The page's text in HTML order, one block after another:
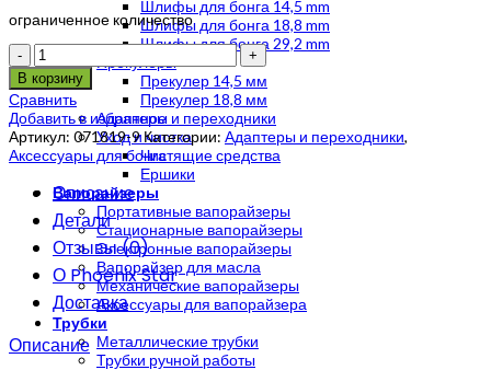
Шлифы для бонга 14,5 mm
Шлифы для бонга 18,8 mm
Шлифы для бонга 29,2 mm
Прекулеры
Прекулер 14,5 мм
Прекулер 18,8 мм
Адаптеры и переходники
Уход и чистка
Чистящие средства
Ершики
Вапорайзеры
Портативные вапорайзеры
Стационарные вапорайзеры
Электронные вапорайзеры
Вапорайзер для масла
Механические вапорайзеры
Аксессуары для вапорайзера
Трубки
Металлические трубки
Трубки ручной работы
ограниченное количество
Количество
В корзину
Сравнить
Добавить в избранное
Артикул: 071819-9 Категории: Адаптеры и переходники,
Аксессуары для бонга
Описание
Детали
Отзывы (0)
О Phoenix Star
Доставка
Описание